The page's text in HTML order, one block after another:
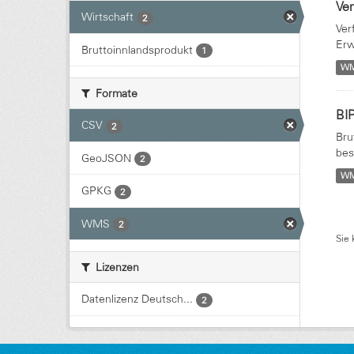
Wirtschaft 2
Bruttoinnlandsprodukt 1
Formate
CSV 2
GeoJSON 2
GPKG 2
WMS 2
Lizenzen
Datenlizenz Deutsch... 2
Sie